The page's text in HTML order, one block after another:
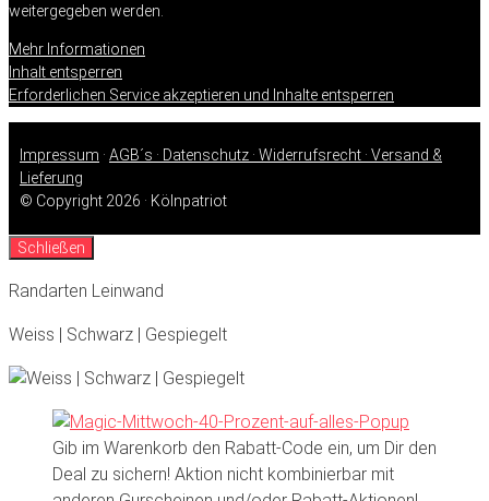
weitergegeben werden.
Mehr Informationen
Inhalt entsperren
Erforderlichen Service akzeptieren und Inhalte entsperren
Impressum · AGB´s · Datenschutz · Widerrufsrecht · Versand &
Lieferung
© Copyright 2026 · Kölnpatriot
Schließen
Randarten Leinwand
Weiss | Schwarz | Gespiegelt
Gib im Warenkorb den Rabatt-Code ein, um Dir den
Deal zu sichern! Aktion nicht kombinierbar mit